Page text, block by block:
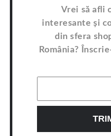
Vrei să afli
interesante și
din sfera
România?